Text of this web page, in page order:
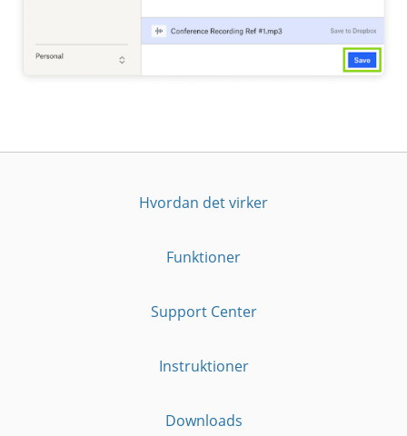
Hvordan det virker
Funktioner
Support Center
Instruktioner
Downloads